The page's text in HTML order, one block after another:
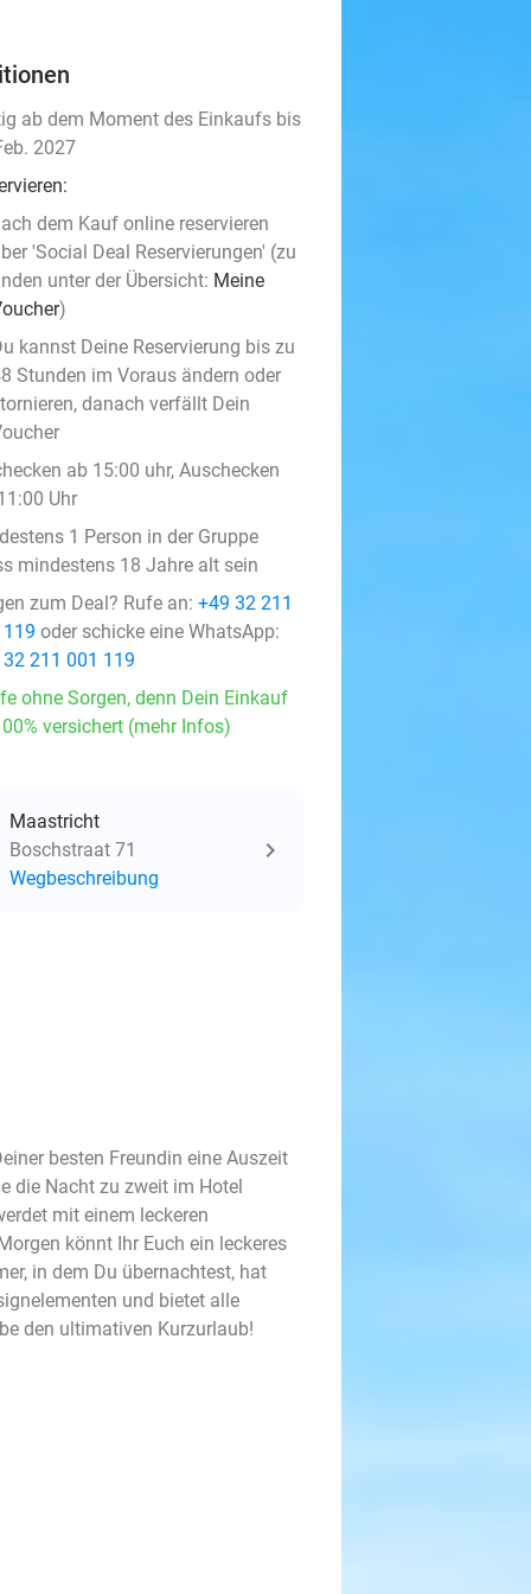
ab dem Moment des Einkaufs bis
2027
dem Kauf online reservieren
'Social Deal Reservierungen' (zu
unter der Übersicht: Meine
)
kannst Deine Reservierung bis zu
Stunden im Voraus ändern oder
danach verfällt Dein
ab 15:00 uhr, Auschecken
Uhr
1 Person in der Gruppe
mindestens 18 Jahre alt sein
zum Deal? Rufe an: +49 32 211
oder schicke eine WhatsApp:
211 001 119
ohne Sorgen, denn Dein Einkauf
versichert (mehr Infos)
Maastricht
Boschstraat 71
Wegbeschreibung
besten Freundin eine Auszeit
die Nacht zu zweit im Hotel
mit einem leckeren
könnt Ihr Euch ein leckeres
in dem Du übernachtest, hat
und bietet alle
den ultimativen Kurzurlaub!